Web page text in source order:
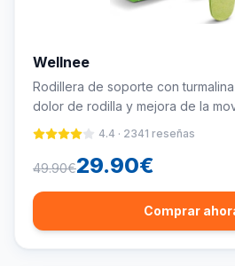
Wellnee
Rodillera de soporte con
dolor de rodilla y mejora de la
4.4 · 2341 reseñas
49.90€29.90€
Comprar